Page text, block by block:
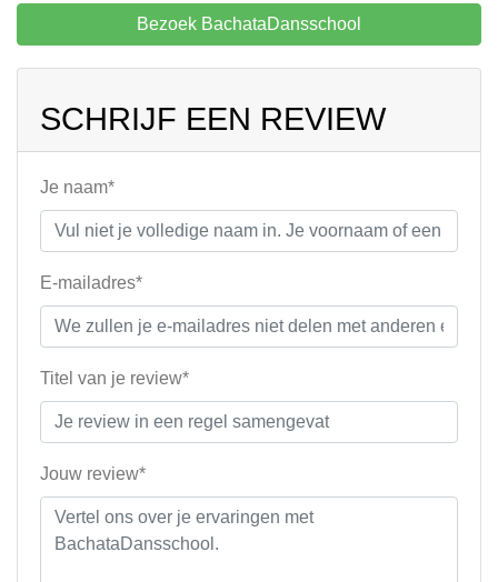
Bezoek BachataDansschool
SCHRIJF EEN REVIEW
Je naam*
E-mailadres*
Titel van je review*
Jouw review*